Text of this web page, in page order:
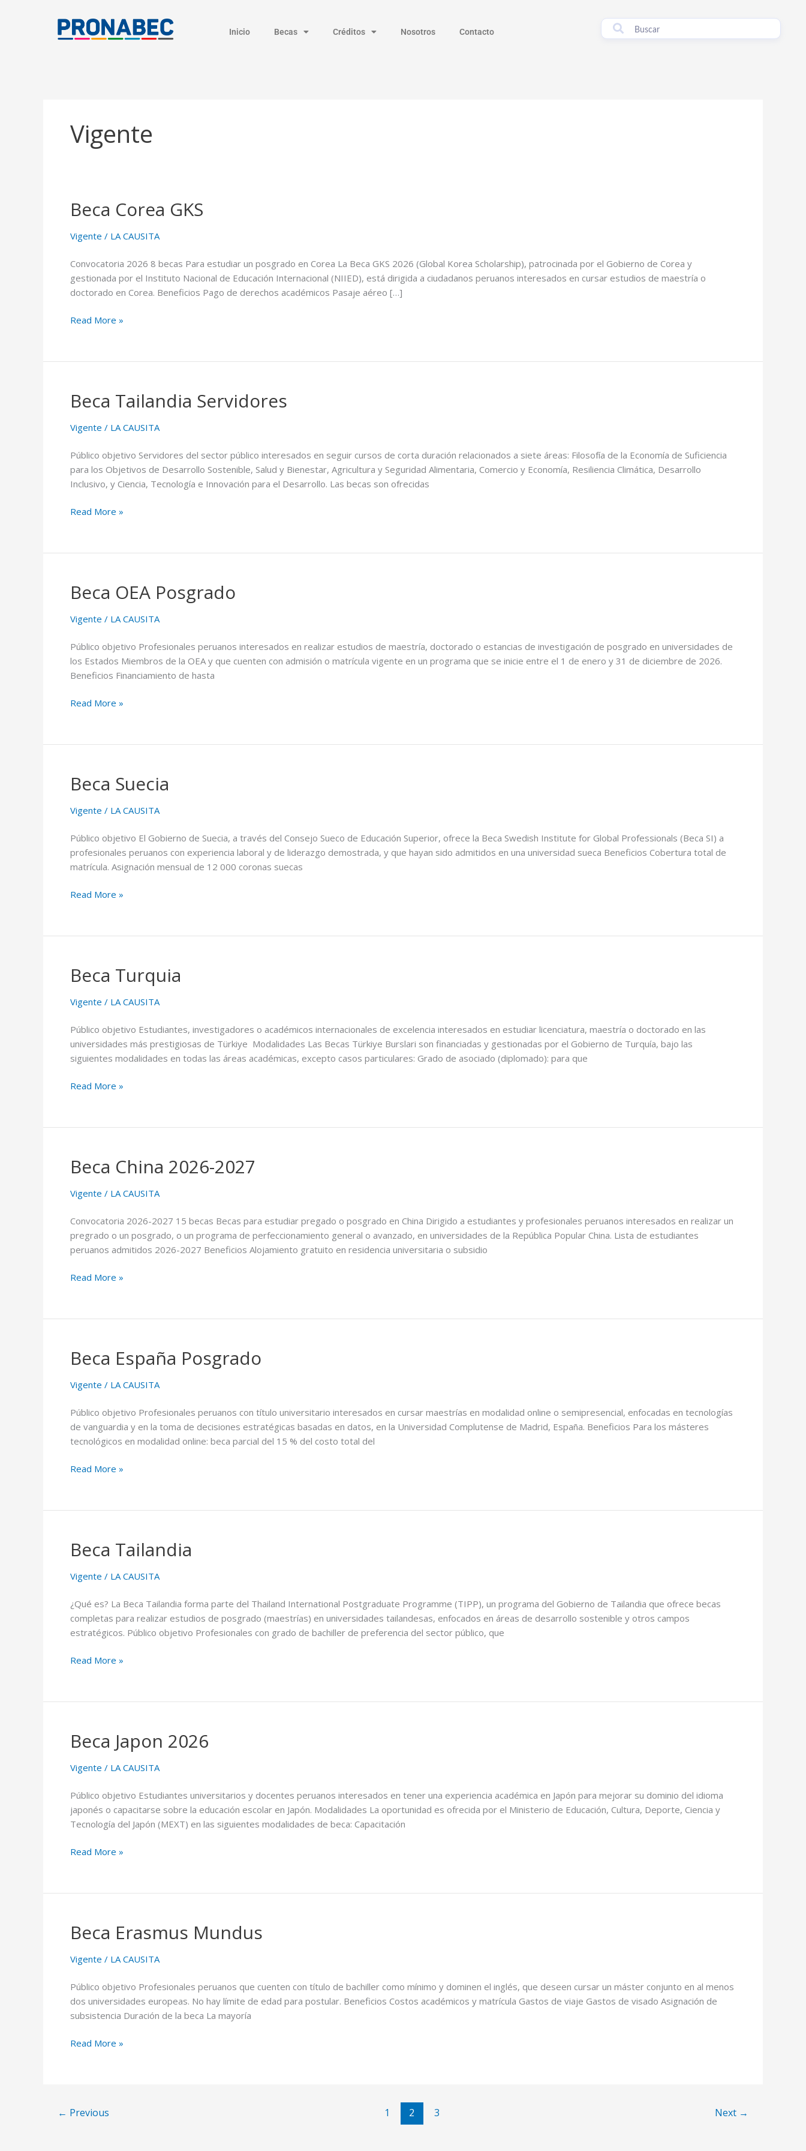
Inicio Becas Créditos Nosotros Contacto
Vigente
Beca Corea GKS
Vigente / LA CAUSITA
Convocatoria 2026 8 becas Para estudiar un posgrado en Corea La Beca GKS 2026 (Global Korea Scholarship), patrocinada por el Gobierno de Corea y
gestionada por el Instituto Nacional de Educación Internacional (NIIED), está dirigida a ciudadanos peruanos interesados en cursar estudios de maestría o
doctorado en Corea. Beneficios Pago de derechos académicos Pasaje aéreo […]
Beca
Corea
GKS
Read More »
Beca Tailandia Servidores
Vigente / LA CAUSITA
Público objetivo Servidores del sector público interesados en seguir cursos de corta duración relacionados a siete áreas: Filosofía de la Economía de Suficiencia
para los Objetivos de Desarrollo Sostenible, Salud y Bienestar, Agricultura y Seguridad Alimentaria, Comercio y Economía, Resiliencia Climática, Desarrollo
Inclusivo, y Ciencia, Tecnología e Innovación para el Desarrollo. Las becas son ofrecidas
Beca
Tailandia
Servidores
Read More »
Beca OEA Posgrado
Vigente / LA CAUSITA
Público objetivo Profesionales peruanos interesados en realizar estudios de maestría, doctorado o estancias de investigación de posgrado en universidades de
los Estados Miembros de la OEA y que cuenten con admisión o matrícula vigente en un programa que se inicie entre el 1 de enero y 31 de diciembre de 2026.
Beneficios Financiamiento de hasta
Beca
OEA
Posgrado
Read More »
Beca Suecia
Vigente / LA CAUSITA
Público objetivo El Gobierno de Suecia, a través del Consejo Sueco de Educación Superior, ofrece la Beca Swedish Institute for Global Professionals (Beca SI) a
profesionales peruanos con experiencia laboral y de liderazgo demostrada, y que hayan sido admitidos en una universidad sueca Beneficios Cobertura total de
matrícula. Asignación mensual de 12 000 coronas suecas
Beca
Suecia
Read More »
Beca Turquia
Vigente / LA CAUSITA
Público objetivo Estudiantes, investigadores o académicos internacionales de excelencia interesados en estudiar licenciatura, maestría o doctorado en las
universidades más prestigiosas de Türkiye Modalidades Las Becas Türkiye Burslari son financiadas y gestionadas por el Gobierno de Turquía, bajo las
siguientes modalidades en todas las áreas académicas, excepto casos particulares: Grado de asociado (diplomado): para que
Beca
Turquia
Read More »
Beca China 2026-2027
Vigente / LA CAUSITA
Convocatoria 2026-2027 15 becas Becas para estudiar pregado o posgrado en China Dirigido a estudiantes y profesionales peruanos interesados en realizar un
pregrado o un posgrado, o un programa de perfeccionamiento general o avanzado, en universidades de la República Popular China. Lista de estudiantes
peruanos admitidos 2026-2027 Beneficios Alojamiento gratuito en residencia universitaria o subsidio
Beca
China
2026-
Read More »
Beca España Posgrado
Vigente / LA CAUSITA
Público objetivo Profesionales peruanos con título universitario interesados en cursar maestrías en modalidad online o semipresencial, enfocadas en tecnologías
de vanguardia y en la toma de decisiones estratégicas basadas en datos, en la Universidad Complutense de Madrid, España. Beneficios Para los másteres
tecnológicos en modalidad online: beca parcial del 15 % del costo total del
Beca
España
Posgrado
Read More »
Beca Tailandia
Vigente / LA CAUSITA
¿Qué es? La Beca Tailandia forma parte del Thailand International Postgraduate Programme (TIPP), un programa del Gobierno de Tailandia que ofrece becas
completas para realizar estudios de posgrado (maestrías) en universidades tailandesas, enfocados en áreas de desarrollo sostenible y otros campos
estratégicos. Público objetivo Profesionales con grado de bachiller de preferencia del sector público, que
Beca
Tailandia
Read More »
Beca Japon 2026
Vigente / LA CAUSITA
Público objetivo Estudiantes universitarios y docentes peruanos interesados en tener una experiencia académica en Japón para mejorar su dominio del idioma
japonés o capacitarse sobre la educación escolar en Japón. Modalidades La oportunidad es ofrecida por el Ministerio de Educación, Cultura, Deporte, Ciencia y
Tecnología del Japón (MEXT) en las siguientes modalidades de beca: Capacitación
Beca
Japon
2026
Read More »
Beca Erasmus Mundus
Vigente / LA CAUSITA
Público objetivo Profesionales peruanos que cuenten con título de bachiller como mínimo y dominen el inglés, que deseen cursar un máster conjunto en al menos
dos universidades europeas. No hay límite de edad para postular. Beneficios Costos académicos y matrícula Gastos de viaje Gastos de visado Asignación de
subsistencia Duración de la beca La mayoría
Beca
Erasmus
Mundus
Read More »
← Previous 1 2 3 Next →